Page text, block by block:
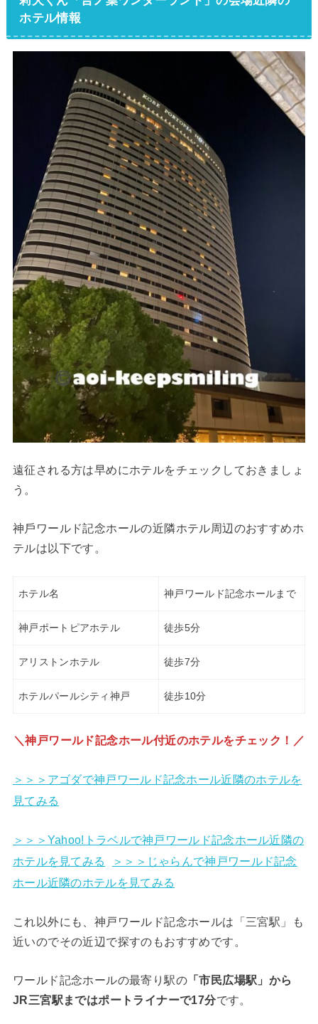
ホテル情報
遠征される方は早めにホテルをチェックしておきましょ
う。
神⼾ワールド記念ホールの近隣ホテル周辺のおすすめホ
テルは以下です。
ホテル名 神戸ワールド記念ホールまで
神戸ポートピアホテル 徒歩5分
アリストンホテル 徒歩7分
ホテルパールシティ神戸 徒歩10分
＼神戸ワールド記念ホール付近のホテルをチェック！／
＞＞＞アゴダで神戸ワールド記念ホール近隣のホテルを
見てみる
＞＞＞Yahoo!トラベルで神戸ワールド記念ホール近隣の
ホテルを見てみる
＞＞＞じゃらんで神戸ワールド記念
ホール近隣のホテルを見てみる
これ以外にも、神戸ワールド記念ホールは「三宮駅」も
近いのでその近辺で探すのもおすすめです。
ワールド記念ホールの最寄り駅の「市民広場駅」から
JR三宮駅まではポートライナーで17分です。